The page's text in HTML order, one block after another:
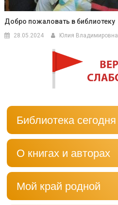
Добро пожаловать в библиотеку
28.05.2024 Юлия Владимировна
Библиотека сегодня
О книгах и авторах
Мой край родной